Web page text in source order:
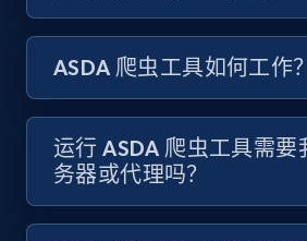
8.1K+ 714+
youtube videos by keyword
URL, Title, Youtuber, Youtuber
ASDA 爬虫工具如何工作？
运行 ASDA 爬虫工具需要
务器或代理吗？